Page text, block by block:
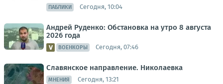
ПАБЛИКИ Сегодня, 10:04
Андрей Руденко: Обстановка на утро 8 августа
2026 года
ВОЕНКОРЫ Сегодня, 07:46
Славянское направление. Николаевка
МНЕНИЯ Сегодня, 13:21